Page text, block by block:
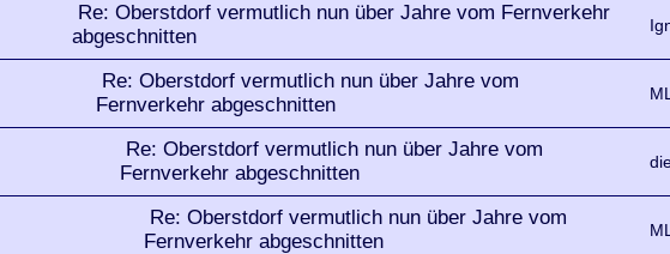
Re: Oberstdorf vermutlich nun über Jahre vom Fernverkehr
abgeschnitten
Re: Oberstdorf vermutlich nun über Jahre vom
Fernverkehr abgeschnitten
Re: Oberstdorf vermutlich nun über Jahre vom
Fernverkehr abgeschnitten
Re: Oberstdorf vermutlich nun über Jahre vom
Fernverkehr abgeschnitten